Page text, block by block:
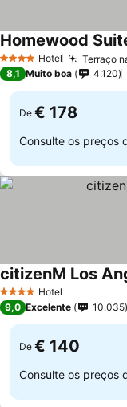
4 EstrelasHotel Terraço
8,1 Muito boa 4.120
De € 178
Consulte os preços
4 EstrelasHotel
citizenM Los
9,0 Excelente 10.035
De € 140
Consulte os preços